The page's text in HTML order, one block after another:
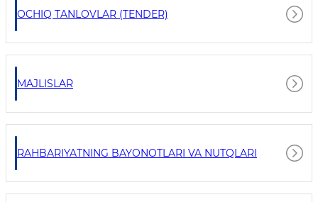
OCHIQ TANLOVLAR (TENDER)
MAJLISLAR
RAHBARIYATNING BAYONOTLARI VA NUTQLARI